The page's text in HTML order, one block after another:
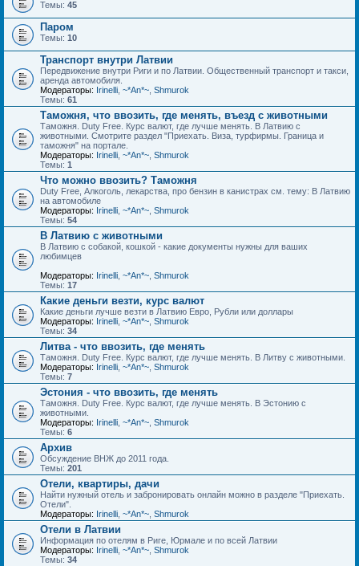
Темы: 45
Паром
Темы: 10
Транспорт внутри Латвии
Передвижение внутри Риги и по Латвии. Общественный транспорт и такси,
аренда автомобиля.
Модераторы: Irinelli ~*An*~ Shmurok
Темы: 61
Таможня, что ввозить, где менять, въезд с животными
Таможня. Duty Free. Курс валют, где лучше менять. В Латвию с
животными. Смотрите раздел "Приехать. Виза, турфирмы. Граница и
таможня" на портале.
Модераторы: Irinelli ~*An*~ Shmurok
Темы: 1
Что можно ввозить? Таможня
Duty Free, Алкоголь, лекарства, про бензин в канистрах см. тему: В Латвию
на автомобиле
Модераторы: Irinelli ~*An*~ Shmurok
Темы: 54
В Латвию с животными
В Латвию с собакой, кошкой - какие документы нужны для ваших
любимцев
Модераторы: Irinelli ~*An*~ Shmurok
Темы: 17
Какие деньги везти, курс валют
Какие деньги лучше везти в Латвию Евро, Рубли или доллары
Модераторы: Irinelli ~*An*~ Shmurok
Темы: 34
Литва - что ввозить, где менять
Таможня. Duty Free. Курс валют, где лучше менять. В Литву с животными.
Модераторы: Irinelli ~*An*~ Shmurok
Темы: 7
Эстония - что ввозить, где менять
Таможня. Duty Free. Курс валют, где лучше менять. В Эстонию с
животными.
Модераторы: Irinelli ~*An*~ Shmurok
Темы: 6
Архив
Обсуждение ВНЖ до 2011 года.
Темы: 201
Отели, квартиры, дачи
Найти нужный отель и забронировать онлайн можно в разделе "Приехать.
Отели".
Модераторы: Irinelli ~*An*~ Shmurok
Отели в Латвии
Информация по отелям в Риге, Юрмале и по всей Латвии
Модераторы: Irinelli ~*An*~ Shmurok
Темы: 34